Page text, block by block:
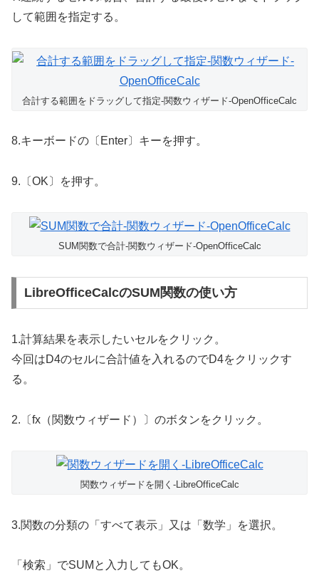
して範囲を指定する。
合計する範囲をドラッグして指定-関数ウィザード-OpenOfficeCalc
8.キーボードの〔Enter〕キーを押す。
9.〔OK〕を押す。
SUM関数で合計-関数ウィザード-OpenOfficeCalc
LibreOfficeCalcのSUM関数の使い方
1.計算結果を表示したいセルをクリック。
今回はD4のセルに合計値を入れるのでD4をクリックす
る。
2.〔fx（関数ウィザード）〕のボタンをクリック。
関数ウィザードを開く-LibreOfficeCalc
3.関数の分類の「すべて表示」又は「数学」を選択。
「検索」でSUMと入力してもOK。